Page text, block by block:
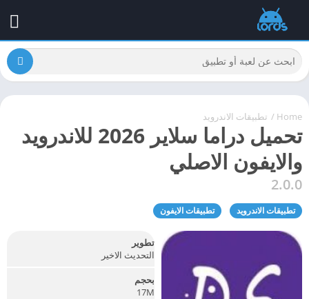
Home
/ تطبيقات الاندرويد
تحميل دراما سلاير 2026 للاندرويد
والايفون الاصلي
2.0.0
تطبيقات الاندرويد تطبيقات الايفون
تطوير
التحديث الاخير
بحجم
17M